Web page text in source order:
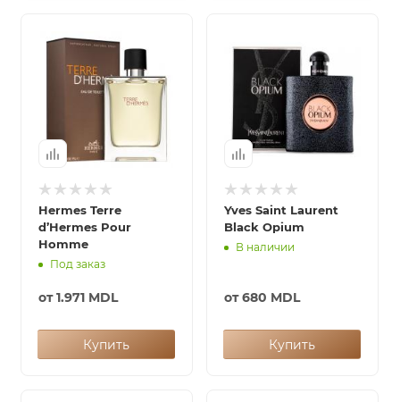
Hermes Terre
d’Hermes Pour
Homme
Под заказ
от1.971 MDL
Купить
Yves Saint Laurent
Black Opium
В наличии
от680 MDL
Купить